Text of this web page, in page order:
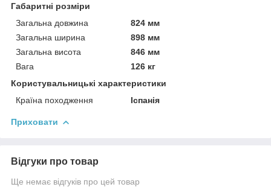
Габаритні розміри
Загальна довжина
824 мм
Загальна ширина
898 мм
Загальна висота
846 мм
Вага
126 кг
Користувальницькі характеристики
Країна походження
Іспанія
Приховати
Відгуки про товар
Ще немає відгуків про цей товар